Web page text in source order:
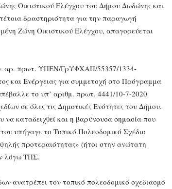
Οικιστικού Ελέγχου του Δήμου Δωδώνης και
δραστηριότητα για την παραγωγή
Ζώνη Οικιστικού Ελέγχου, απαγορεύεται
αρ. πρωτ. ΥΠΕΝ/ΓρΥΦΧΑΠ/55357/1334-
και Ενέργειας για συμμετοχή στο Πρόγραμμα
το υπ’ αριθμ. πρωτ. 4441/10-7-2020
σε όλες τις Δημοτικές Ενότητες του Δήμου.
να καταδειχθεί και η βαρύνουσα σημασία που
υπήγαγε το Τοπικό Πολεοδομικό Σχέδιο
προτεραιότητας» (ήτοι στην ανώτατη
λόγω ΤΠΣ.
ανατρέπει τον τοπικό πολεοδομικό σχεδιασμό